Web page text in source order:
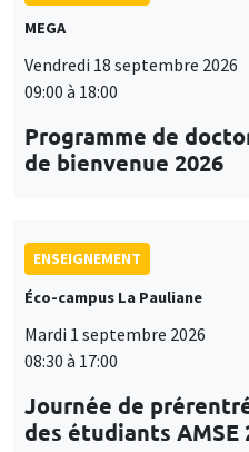
MEGA
Vendredi 18 septembre 2026
09:00 à 18:00
Programme de
de bienvenue 2026
ENSEIGNEMENT
Éco-campus La Pauliane
Mardi 1 septembre 2026
08:30 à 17:00
Journée de
des étudiants AMSE